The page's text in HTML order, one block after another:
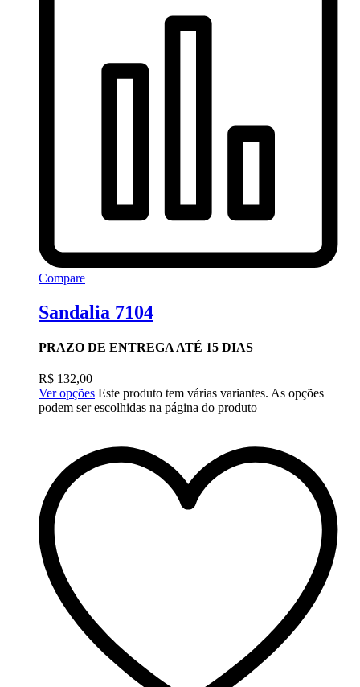
Compare
Sandalia 7104
PRAZO DE ENTREGA ATÉ 15 DIAS
R$ 132,00
Ver opções Este produto tem várias variantes. As opções
podem ser escolhidas na página do produto